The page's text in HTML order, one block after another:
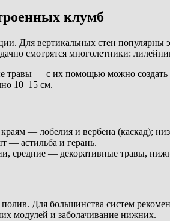
клумб
Для вертикальных стен
смотрятся многолетники:
травы — с их помощью можно
10–15 см.
— лобелия и вербена (каскад);
— астильба и герань.
средние — декоративные травы,
Для большинства систем
модулей и заболачивание нижних.